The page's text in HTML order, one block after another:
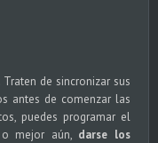
de sincronizar sus
antes de comenzar las
puedes programar el
mejor aún, darse los